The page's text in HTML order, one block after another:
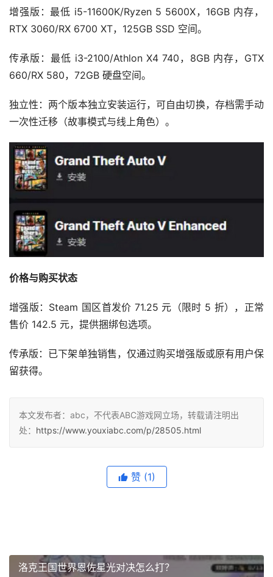
增强版：最低 i5-11600K/Ryzen 5 5600X，16GB 内存，
RTX 3060/RX 6700 XT，125GB SSD 空间。
传承版：最低 i3-2100/Athlon X4 740，8GB 内存，GTX
660/RX 580，72GB 硬盘空间。
独立性：两个版本独立安装运行，可自由切换，存档需手动
一次性迁移（故事模式与线上角色）。
价格与购买状态
增强版：Steam 国区首发价 71.25 元（限时 5 折），正常
售价 142.5 元，提供捆绑包选项。
传承版：已下架单独销售，仅通过购买增强版或原有用户保
留获得。
本文发布者：abc，不代表ABC游戏网立场，转载请注明出
处： https://www.youxiabc.com/p/28505.html
赞 (1)
洛克王国世界恩佐星光对决怎么打？